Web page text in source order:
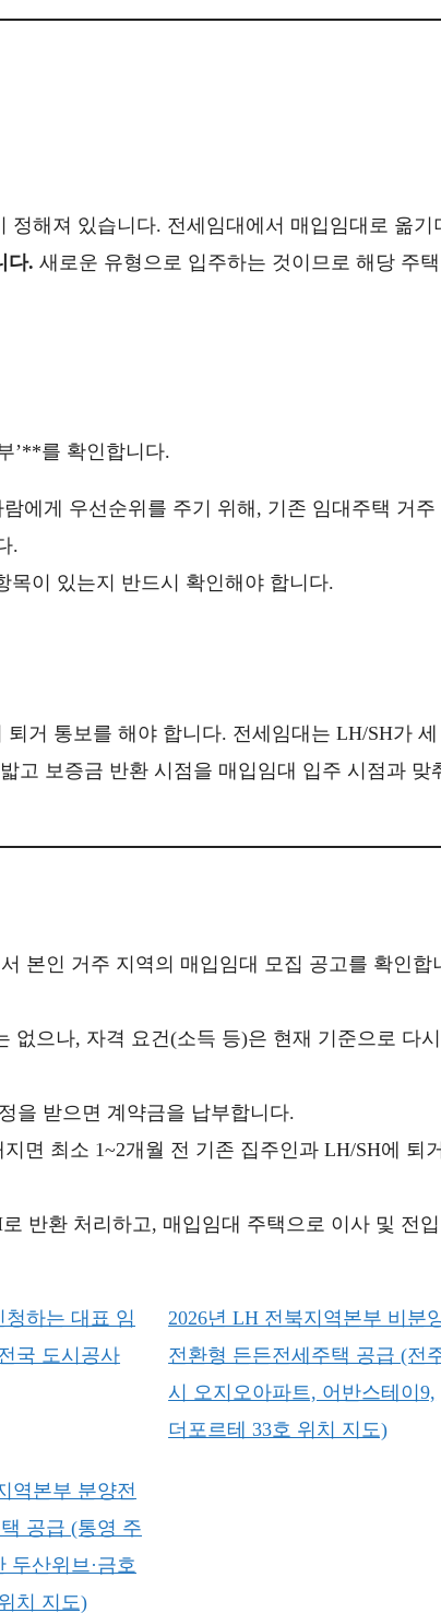
정해져 있습니다. 전세임대에서 매입임대로 옮기
다. 새로운 유형으로 입주하는 것이므로 해당 주택
’**를 확인합니다.
에게 우선순위를 주기 위해, 기존 임대주택 거주
.
목이 있는지 반드시 확인해야 합니다.
거 통보를 해야 합니다. 전세임대는 LH/SH가 세
고 보증금 반환 시점을 매입임대 입주 시점과 맞
본인 거주 지역의 매입임대 모집 공고를 확인합
없으나, 자격 요건(소득 등)은 현재 기준으로 다시
을 받으면 계약금을 납부합니다.
면 최소 1~2개월 전 기존 집주인과 LH/SH에 퇴
반환 처리하고, 매입임대 주택으로 이사 및 전입
하는 대표 임
국 도시공사
2026년 LH 전북지역본부 비분
전환형 든든전세주택 공급 (전
시 오지오아파트, 어반스테이9,
더포르테 33호 위치 지도)
역본부 분양전
공급 (통영 주
두산위브·금호
치 지도)